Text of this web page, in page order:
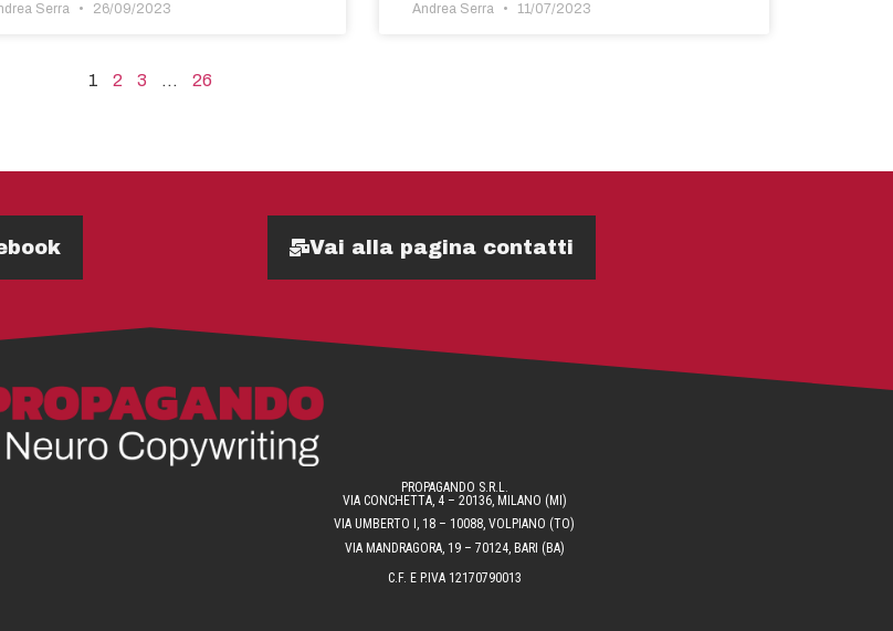
Serra 26/09/2023 Andrea Serra 11/07/2023
1 2 3 … 26
Vai alla pagina contatti
PROPAGANDO S.R.L.
VIA CONCHETTA, 4 – 20136, MILANO (MI)
VIA UMBERTO I, 18 – 10088, VOLPIANO (TO)
VIA MANDRAGORA, 19 – 70124, BARI (BA)
C.F. E P.IVA 12170790013